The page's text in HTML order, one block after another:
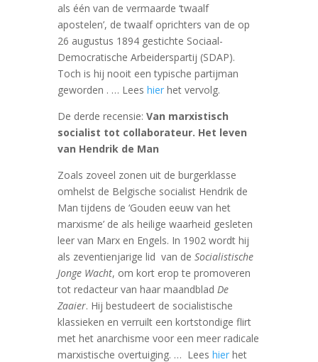
als één van de vermaarde ‘twaalf
apostelen’, de twaalf oprichters van de op
26 augustus 1894 gestichte Sociaal-
Democratische Arbeiderspartij (SDAP).
Toch is hij nooit een typische partijman
geworden . … Lees hierhet vervolg.
De derde recensie: Van marxistisch
socialist tot collaborateur. Het leven
van Hendrik de Man
Zoals zoveel zonen uit de burgerklasse
omhelst de Belgische socialist Hendrik de
Man tijdens de ‘Gouden eeuw van het
marxisme’ de als heilige waarheid gesleten
leer van Marx en Engels. In 1902 wordt hij
als zeventienjarige lid van de Socialistische
Jonge Wacht, om kort erop te promoveren
tot redacteur van haar maandblad De
Zaaier. Hij bestudeert de socialistische
klassieken en verruilt een kortstondige flirt
met het anarchisme voor een meer radicale
marxistische overtuiging. … Lees hierhet